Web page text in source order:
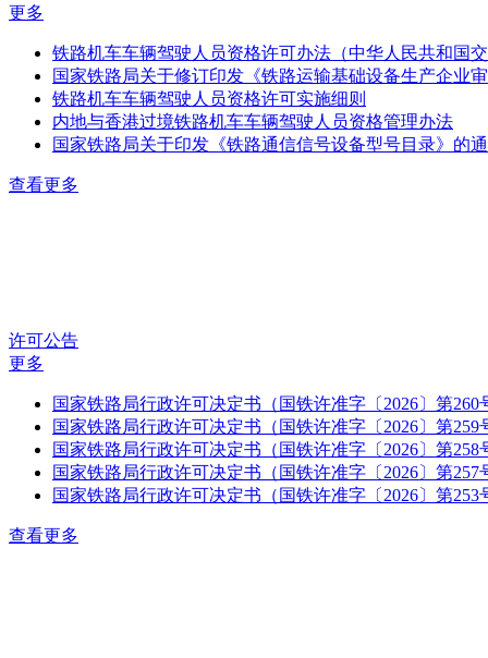
更多
铁路机车车辆驾驶人员资格许可办法（中华人民共和国
国家铁路局关于修订印发《铁路运输基础设备生产企业
铁路机车车辆驾驶人员资格许可实施细则
内地与香港过境铁路机车车辆驾驶人员资格管理办法
国家铁路局关于印发《铁路通信信号设备型号目录》的
查看更多
许可公告
更多
国家铁路局行政许可决定书（国铁许准字〔2026〕第260
国家铁路局行政许可决定书（国铁许准字〔2026〕第259
国家铁路局行政许可决定书（国铁许准字〔2026〕第258
国家铁路局行政许可决定书（国铁许准字〔2026〕第257
国家铁路局行政许可决定书（国铁许准字〔2026〕第253
查看更多